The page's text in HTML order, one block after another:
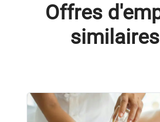
Offres
similaires